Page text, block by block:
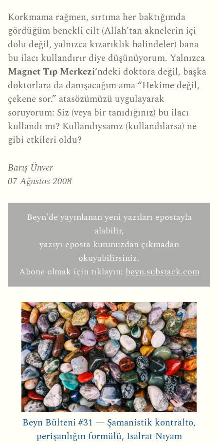
Korkmama rağmen, sırtıma her baktığımda
gördüğüm benekli cilt (Allah’tan aknelerin içi
dolu değil, yalnızca kızarıklık halindeler) bana
bu ilacı kullandırır diye düşünüyorum. Yalnızca
Magnet Tıp Merkezi‘ndeki doktora değil, başka
doktorlara da danışacağım ama “Hekime değil,
çekene sor.” atasözümüzü uygulayarak
soruyorum: Siz (veya bir tanıdığınız) bu ilacı
kullandı mı? Kullandıysanız (kullandılarsa) ne
gibi etkileri oldu?
Barış Ünver
07 Ağustos 2008
Beyn'de yayınlanan yeni yazıları epostayla
alabilir,
yazıyı eposta kutunuzdan çıkmadan
okuyabilirsiniz.
Abone olmak için tıklayın:beyn.substack.com
Beyn Bülteni #31 — Şamanistik kontralto,
perişanlığın formülü, Isalrat Nıyam